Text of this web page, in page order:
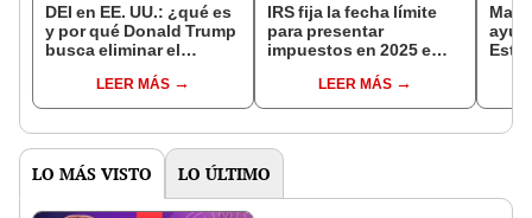
DEI en EE. UU.: ¿qué es
y por qué Donald Trump
busca eliminar el
equidad e inclusión?
LEER MÁS
IRS fija la fecha límite
para presentar
impuestos en 2025 e
importantes en Estados
Unidos
LEER MÁS
LO MÁS VISTO LO ÚLTIMO